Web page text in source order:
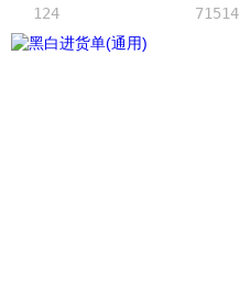
124 71514